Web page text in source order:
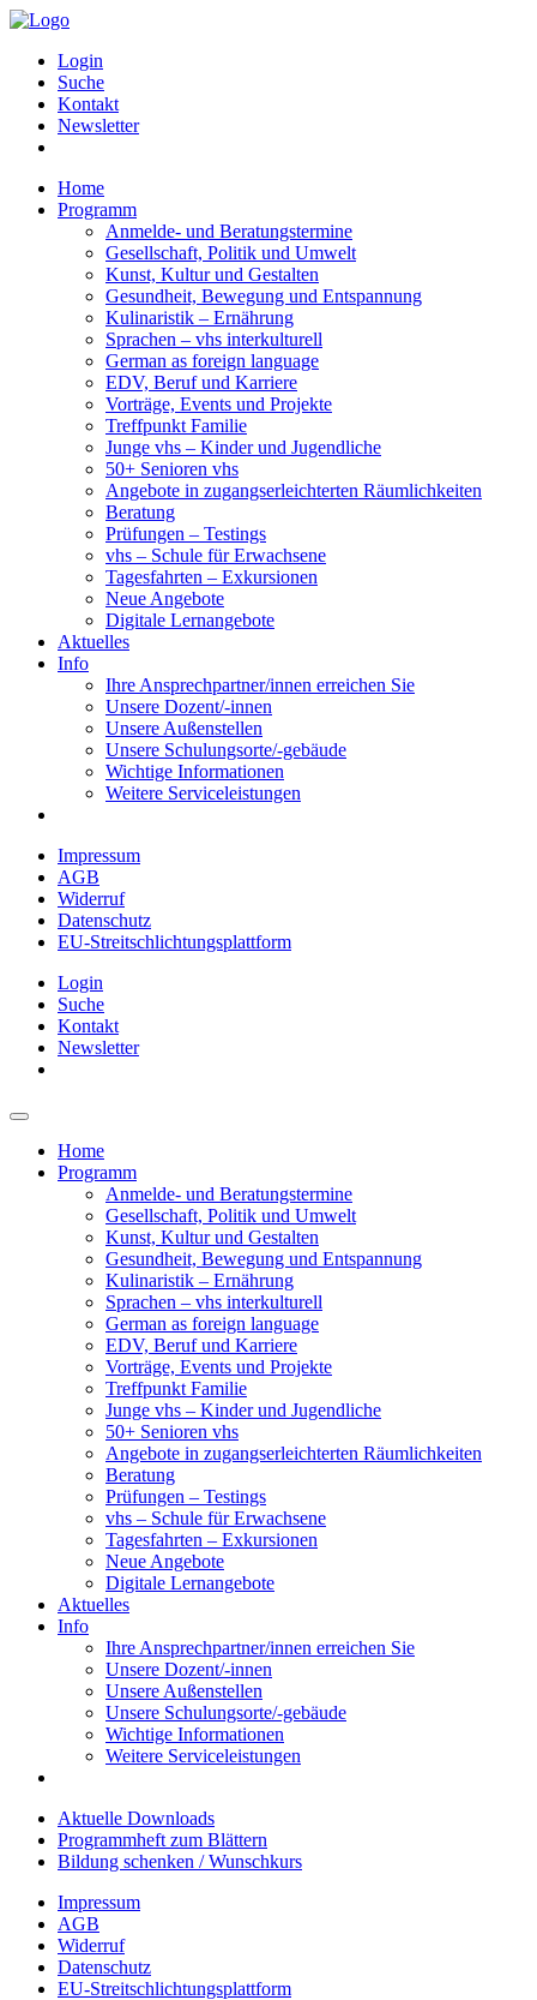
Login
Suche
Kontakt
Newsletter
Home
Programm
Anmelde- und Beratungstermine
Gesellschaft, Politik und Umwelt
Kunst, Kultur und Gestalten
Gesundheit, Bewegung und Entspannung
Kulinaristik – Ernährung
Sprachen – vhs interkulturell
German as foreign language
EDV, Beruf und Karriere
Vorträge, Events und Projekte
Treffpunkt Familie
Junge vhs – Kinder und Jugendliche
50+ Senioren vhs
Angebote in zugangserleichterten Räumlichkeiten
Beratung
Prüfungen – Testings
vhs – Schule für Erwachsene
Tagesfahrten – Exkursionen
Neue Angebote
Digitale Lernangebote
Aktuelles
Info
Ihre Ansprechpartner/innen erreichen Sie
Unsere Dozent/-innen
Unsere Außenstellen
Unsere Schulungsorte/-gebäude
Wichtige Informationen
Weitere Serviceleistungen
Impressum
AGB
Widerruf
Datenschutz
EU-Streitschlichtungsplattform
Login
Suche
Kontakt
Newsletter
Home
Programm
Anmelde- und Beratungstermine
Gesellschaft, Politik und Umwelt
Kunst, Kultur und Gestalten
Gesundheit, Bewegung und Entspannung
Kulinaristik – Ernährung
Sprachen – vhs interkulturell
German as foreign language
EDV, Beruf und Karriere
Vorträge, Events und Projekte
Treffpunkt Familie
Junge vhs – Kinder und Jugendliche
50+ Senioren vhs
Angebote in zugangserleichterten Räumlichkeiten
Beratung
Prüfungen – Testings
vhs – Schule für Erwachsene
Tagesfahrten – Exkursionen
Neue Angebote
Digitale Lernangebote
Aktuelles
Info
Ihre Ansprechpartner/innen erreichen Sie
Unsere Dozent/-innen
Unsere Außenstellen
Unsere Schulungsorte/-gebäude
Wichtige Informationen
Weitere Serviceleistungen
Aktuelle Downloads
Programmheft zum Blättern
Bildung schenken / Wunschkurs
Impressum
AGB
Widerruf
Datenschutz
EU-Streitschlichtungsplattform